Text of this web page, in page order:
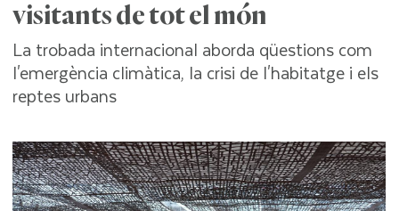
visitants de tot el món
La trobada internacional aborda qüestions com
l'emergència climàtica, la crisi de l'habitatge i els
reptes urbans